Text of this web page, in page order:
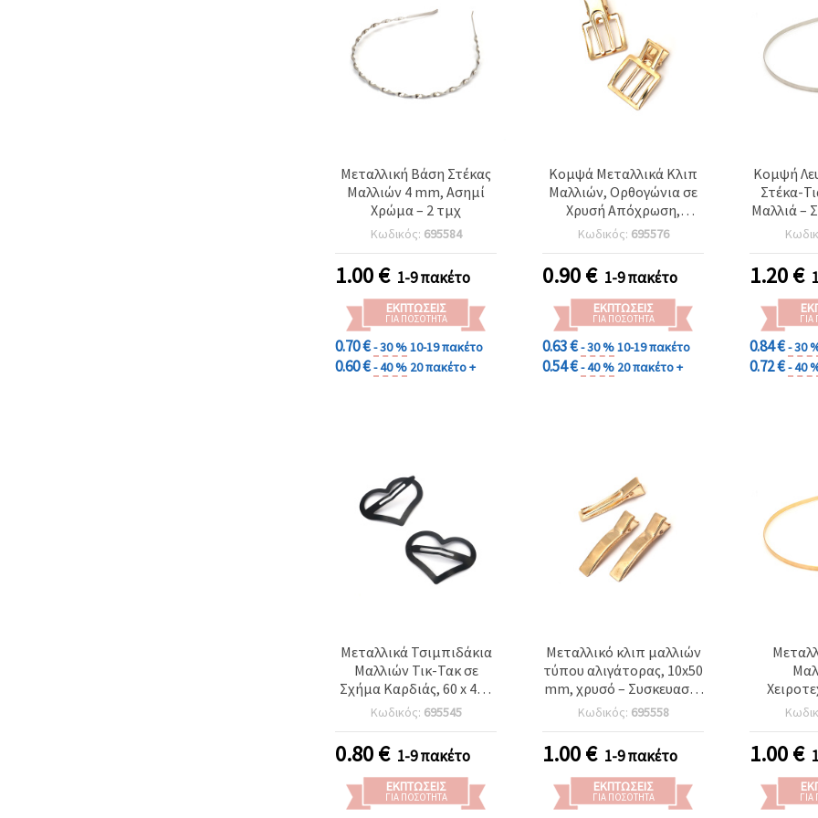
Μεταλλική Βάση Στέκας
Μαλλιών 4 mm, Ασημί
Χρώμα – 2 τμχ
Κωδικός: 695584
1.00€ 1-9 πακέτο
ΕΚΠΤΏΣΕΙΣ
ΓΙΑ ΠΟΣΌΤΗΤΑ
0.70 €- 30 %10-19 πακέτο
0.60 €- 40 % 20 πακέτο +
Κομψά Μεταλλικά Κλιπ
Μαλλιών, Ορθογώνια σε
Χρυσή Απόχρωση,
Ανοιχτού Σχεδίου, 32 x 50
mm, 2 τεμ., για DIY
χειροτεχνίες
Κωδικός: 695576
0.90€ 1-9 πακέτο
ΕΚΠΤΏΣΕΙΣ
ΓΙΑ ΠΟΣΌΤΗΤΑ
0.63 €- 30 %10-19 πακέτο
0.54 €- 40 % 20 πακέτο +
Κομψή
Στέκα-
Μαλλιά –
1.20€
0.84 €- 30
0.72 €- 40
Μεταλλικά Τσιμπιδάκια
Μαλλιών Τικ-Τακ σε
Σχήμα Καρδιάς, 60 x 40 x
0,3 mm, Μαύρα, 2 τεμ.
Κωδικός: 695545
0.80€ 1-9 πακέτο
ΕΚΠΤΏΣΕΙΣ
ΓΙΑ ΠΟΣΌΤΗΤΑ
Μεταλλικό κλιπ μαλλιών
τύπου αλιγάτορας, 10x50
mm, χρυσό – Συσκευασία
5 τεμ. για DIY και
χειροτεχνίες
Κωδικός: 695558
1.00€ 1-9 πακέτο
ΕΚΠΤΏΣΕΙΣ
ΓΙΑ ΠΟΣΌΤΗΤΑ
1.00€